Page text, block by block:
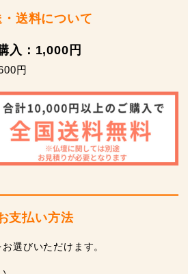
・送料について
入：1,000円
円
支払い方法
選びいただけます。